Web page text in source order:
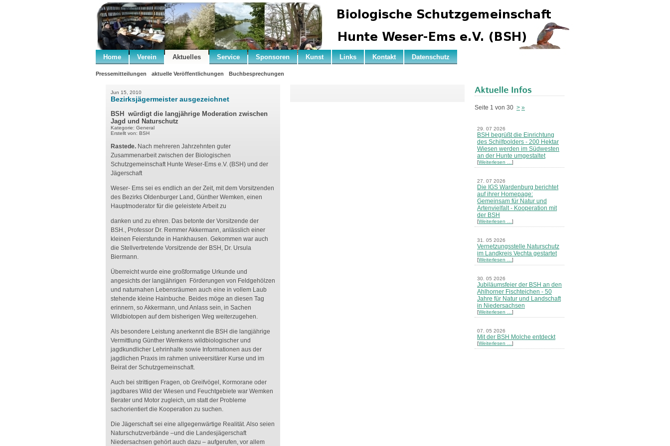
Home Verein Aktuelles Service Sponsoren Kunst Links Kontakt Datenschutz
Pressemitteilungen aktuelle Veröffentlichungen Buchbesprechungen
Jun 15, 2010
Bezirksjägermeister ausgezeichnet
BSH würdigt die langjährige Moderation zwischen
Jagd und Naturschutz
Kategorie: General
Erstellt von: BSH
Rastede. Nach mehreren Jahrzehnten guter
Zusammenarbeit zwischen der Biologischen
Schutzgemeinschaft Hunte Weser-Ems e.V. (BSH) und der
Jägerschaft
Weser- Ems sei es endlich an der Zeit, mit dem Vorsitzenden
des Bezirks Oldenburger Land, Günther Wemken, einen
Hauptmoderator für die geleistete Arbeit zu
danken und zu ehren. Das betonte der Vorsitzende der
BSH., Professor Dr. Remmer Akkermann, anlässlich einer
kleinen Feierstunde in Hankhausen. Gekommen war auch
die Stellvertretende Vorsitzende der BSH, Dr. Ursula
Biermann.
Überreicht wurde eine großformatige Urkunde und
angesichts der langjährigen Förderungen von Feldgehölzen
und naturnahen Lebensräumen auch eine in vollem Laub
stehende kleine Hainbuche. Beides möge an diesen Tag
erinnern, so Akkermann, und Anlass sein, in Sachen
Wildbiotopen auf dem bisherigen Weg weiterzugehen.
Als besondere Leistung anerkennt die BSH die langjährige
Vermittlung Günther Wemkens wildbiologischer und
jagdkundlicher Lehrinhalte sowie Informationen aus der
jagdlichen Praxis im rahmen univeersitärer Kurse und im
Beirat der Schutzgemeinschaft.
Auch bei strittigen Fragen, ob Greifvögel, Kormorane oder
jagdbares Wild der Wiesen und Feuchtgebiete war Wemken
Berater und Motor zugleich, um statt der Probleme
sachorientiert die Kooperation zu suchen.
Die Jägerschaft sei eine allgegenwärtige Realität. Also seien
Naturschutzverbände –und die Landesjägerschaft
Niedersachsen gehört auch dazu – aufgerufen, vor allem
Seite 1 von 30 > »
29. 07 2026
BSH begrüßt die Einrichtung
des Schilfpolders - 200 Hektar
Wiesen werden im Südwesten
an der Hunte umgestaltet
[Weiterlesen … ]
27. 07 2026
Die IGS Wardenburg berichtet
auf ihrer Homepage:
Gemeinsam für Natur und
Artenvielfalt - Kooperation mit
der BSH
[Weiterlesen … ]
31. 05 2026
Vernetzungsstelle Naturschutz
im Landkreis Vechta gestartet
[Weiterlesen … ]
30. 05 2026
Jubiläumsfeier der BSH an den
Ahlhorner Fischteichen - 50
Jahre für Natur und Landschaft
in Niedersachsen
[Weiterlesen … ]
07. 05 2026
Mit der BSH Molche entdeckt
[Weiterlesen … ]